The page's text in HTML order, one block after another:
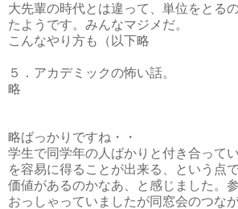
大先輩の時代とは違って、単位をとる
たようです。みんなマジメだ。
こんなやり方も（以下略
５．アカデミックの怖い話。
略
略ばっかりですね・・
学生で同学年の人ばかりと付き合って
を容易に得ることが出来る、という点
価値があるのかなあ、と感じました。
おっしゃっていましたが同窓会のつな